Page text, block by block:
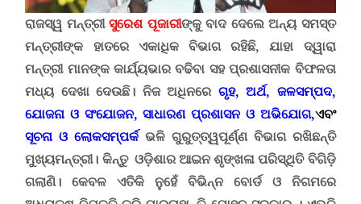
ରାଜସ୍ୱ ମନ୍ତ୍ରୀସୁରେଶ ପୂଜାରୀଙ୍କୁ ବାଦ ଦେଲେ ଅନ୍ୟ ସମସ୍ତ
ମନ୍ତ୍ରୀଙ୍କ ହାତରେ ଏକାଧିକ ବିଭାଗ ରହିଛି, ଯାହା ଦ୍ୱାରା
ମନ୍ତ୍ରୀ ମାନଙ୍କ କାର୍ଯ୍ୟଭାର ବଢିବା ସହ ପ୍ରଶାସନୀକ ବିଫଳତା
ମଧ୍ୟ ଦେଖା ଦେଉଛି। ନିଜ ଅଧିନରେ ଗୃହ, ଅର୍ଥ, ଜଳସମ୍ପଦ,
ଯୋଜନା ଓ ସଂଯୋଜନ, ସାଧାରଣ ପ୍ରଶାସନ ଓ ଅଭିଯୋଗ,ଏବଂ
ସୂଚନା ଓ ଲୋକସମ୍ପର୍କ ଭଳି ଗୁରୁତ୍ତ୍ୱପୂର୍ଣ୍ଣ ବିଭାଗ ରଖିଛନ୍ତି
ମୁଖ୍ୟମନ୍ତ୍ରୀ। କିନ୍ତୁ ଓଡ଼ିଶାର ଆଇନ ଶୃଙ୍ଖଳା ପରିସ୍ଥିତି ବିଗିଡ଼ି
ଗଲାଣି।କେବଳ ଏତିକି ନୁହେଁ ବିଭିନ୍ନ ବୋର୍ଡ ଓ ନିଗମରେ